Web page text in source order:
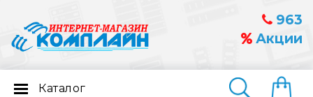
963
Акции
Найти
Каталог